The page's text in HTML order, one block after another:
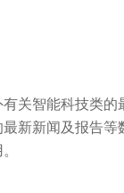
关智能科技类的
新新闻及报告等